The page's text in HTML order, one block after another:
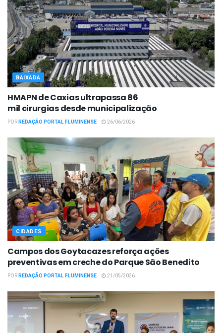
BAIXADA
HMAPN de Caxias ultrapassa 86
mil cirurgias desde municipalização
PORREDAÇÃO PORTAL FLUMINENSE 26/06/2026
CIDADES
Campos dos Goytacazes reforça ações
preventivas em creche do Parque São Benedito
PORREDAÇÃO PORTAL FLUMINENSE 21/05/2026